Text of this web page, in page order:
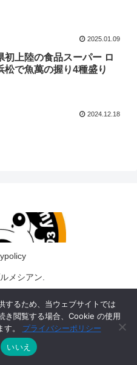
2025.01.09
初上陸の食品スーパー ロ
松で魚萬の握り4種盛り
2024.12.18
メシアン.
するため、当ウェブサイトでは
き閲覧する場合、Cookie の使用
す。 プライバシーポリシー
いいえ